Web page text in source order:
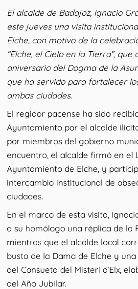
El alcalde de Badajoz, Ignacio
este jueves una visita
Elche, con motivo de la
“Elche, el Cielo en la Tierra”,
aniversario del Dogma de la
que ha servido para fortalecer
ambas ciudades.
El regidor pacense ha sido
Ayuntamiento por el alcalde
por miembros del gobierno
encuentro, el alcalde firmó en el
Ayuntamiento de Elche, y
intercambio institucional de
ciudades.
En el marco de esta visita,
a su homólogo una réplica de la
mientras que el alcalde local
busto de la Dama de Elche y
del Consueta del Misteri d’Elx,
del Año Jubilar.